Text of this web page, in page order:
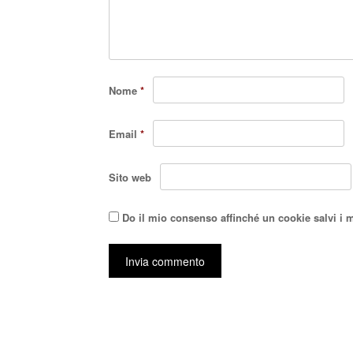
Nome *
Email *
Sito web
Do il mio consenso affinché un cookie salvi i